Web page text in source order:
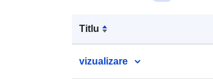
Titlu
vizualizare